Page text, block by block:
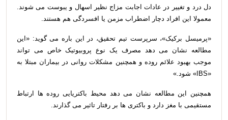
دل درد و تغییر در عادات اجابت مزاج نظیر اسهال و یبوست می شوند.
معمولا این افراد دچار اضطراب مزمن یا افسردگی هم هستند.
«پرمیسل برکیک»، سرپرست تیم تحقیق، در این باره می گوید: «این
مطالعه نشان می دهد مصرف یک نوع پروبیوتیک خاص می تواند
موجب بهبود علائم روده و همچنین مشکلات روانی در بیماران مبتلا به
«IBS» شود.»
همچنین این مطالعه نشان می دهد محیط باکتریایی روده ها ارتباط
مستقیمی با مغز دارد و باکتری ها بر رفتار تاثیر می گذارند.